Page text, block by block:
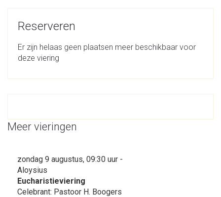
Reserveren
Er zijn helaas geen plaatsen meer beschikbaar voor
deze viering
Meer vieringen
zondag 9 augustus, 09:30 uur -
Aloysius
Eucharistieviering
Celebrant: Pastoor H. Boogers